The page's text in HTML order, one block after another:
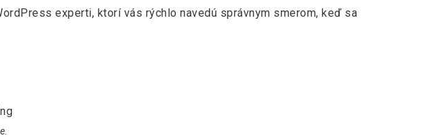
experti, ktorí vás rýchlo navedú správnym smerom, keď sa